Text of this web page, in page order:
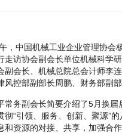
中国机械工业企业管理协会
走访协会副会长单位机械科学
副会长、机械总院总会计师李
风控部副部长周鹏、财务部副
务副会长简要介绍了5月换届
彻“引领、服务、创新、聚源”
和资源的对接、共享，加强合